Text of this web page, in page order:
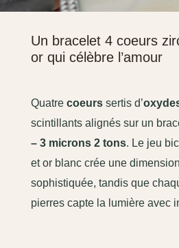
Un bracelet 4 coeurs
or qui célèbre l’amour
Quatre coeurssertis d’
scintillants alignés sur un
– 3 microns 2 tons. Le jeu
et or blanc crée une
sophistiquée, tandis que
pierres capte la lumière avec